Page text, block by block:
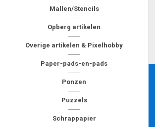
Mallen/Stencils
Opberg artikelen
Overige artikelen & Pixelhobby
Paper-pads-en-pads
Ponzen
Puzzels
Schrappapier